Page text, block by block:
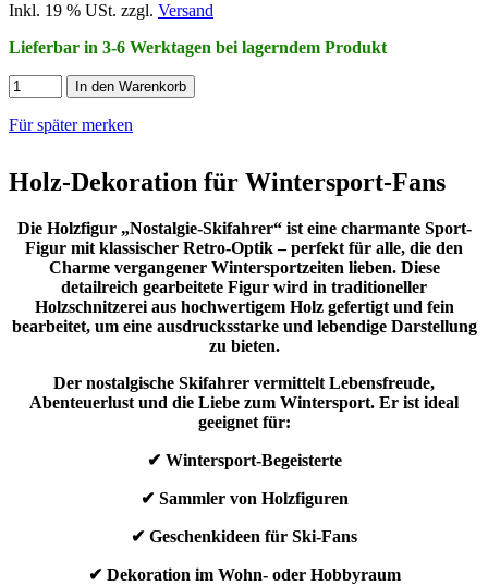
Inkl. 19 % USt. zzgl. Versand
Lieferbar in 3-6 Werktagen bei lagerndem Produkt
In den Warenkorb
Für später merken
Holz-Dekoration für Wintersport-Fans
Die Holzfigur „Nostalgie-Skifahrer“ ist eine charmante Sport-
Figur mit klassischer Retro-Optik – perfekt für alle, die den
Charme vergangener Wintersportzeiten lieben. Diese
detailreich gearbeitete Figur wird in traditioneller
Holzschnitzerei aus hochwertigem Holz gefertigt und fein
bearbeitet, um eine ausdrucksstarke und lebendige Darstellung
zu bieten.
Der nostalgische Skifahrer vermittelt Lebensfreude,
Abenteuerlust und die Liebe zum Wintersport. Er ist ideal
geeignet für:
✔ Wintersport-Begeisterte
✔ Sammler von Holzfiguren
✔ Geschenkideen für Ski-Fans
✔ Dekoration im Wohn- oder Hobbyraum